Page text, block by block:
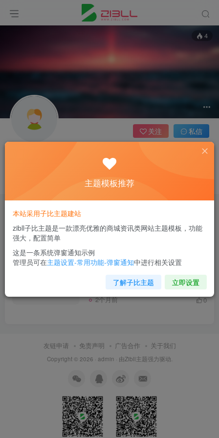
4
这家伙很懒，什么都没有写...
关注 私信
文章1 收藏0 评论
发布 1
世界，您好！
2个月前 0
友链申请 免责声明 广告合作 关于我们
Copyright © 2026 · admin · 由Zibll主题强力驱动.
主题模板推荐
本站采用子比主题建站
zibll子比主题是一款漂亮优雅的商城资讯类网站主题模板，功能
强大，配置简单
这是一条系统弹窗通知示例
管理员可在主题设置-常用功能-弹窗通知中进行相关设置
了解子比主题 立即设置